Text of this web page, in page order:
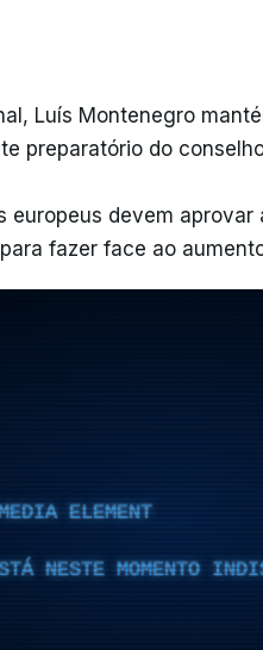
Luís Montenegro
preparatório do
europeus devem
fazer face ao
ELEMENT
NESTE MOMENTO